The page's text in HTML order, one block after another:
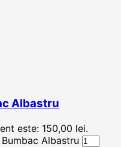
Albastru
este: 150,00 lei.
Albastru